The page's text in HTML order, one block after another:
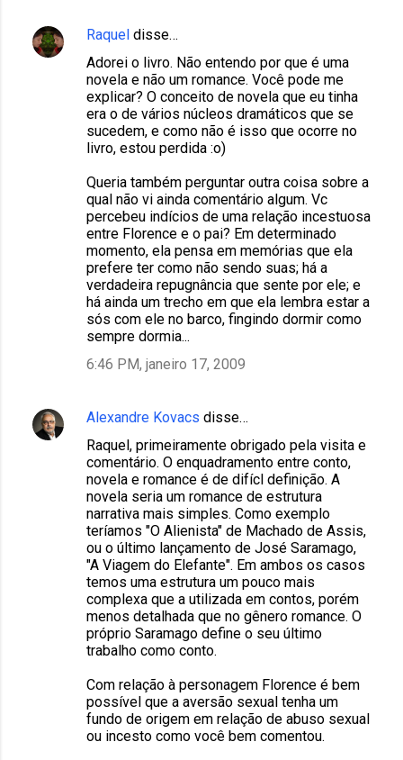
Raquel disse…
Adorei o livro. Não entendo por que é uma
novela e não um romance. Você pode me
explicar? O conceito de novela que eu tinha
era o de vários núcleos dramáticos que se
sucedem, e como não é isso que ocorre no
livro, estou perdida :o)
Queria também perguntar outra coisa sobre a
qual não vi ainda comentário algum. Vc
percebeu indícios de uma relação incestuosa
entre Florence e o pai? Em determinado
momento, ela pensa em memórias que ela
prefere ter como não sendo suas; há a
verdadeira repugnância que sente por ele; e
há ainda um trecho em que ela lembra estar a
sós com ele no barco, fingindo dormir como
sempre dormia...
6:46 PM, janeiro 17, 2009
Alexandre Kovacs disse…
Raquel, primeiramente obrigado pela visita e
comentário. O enquadramento entre conto,
novela e romance é de difícl definição. A
novela seria um romance de estrutura
narrativa mais simples. Como exemplo
teríamos "O Alienista" de Machado de Assis,
ou o último lançamento de José Saramago,
"A Viagem do Elefante". Em ambos os casos
temos uma estrutura um pouco mais
complexa que a utilizada em contos, porém
menos detalhada que no gênero romance. O
próprio Saramago define o seu último
trabalho como conto.
Com relação à personagem Florence é bem
possível que a aversão sexual tenha um
fundo de origem em relação de abuso sexual
ou incesto como você bem comentou.